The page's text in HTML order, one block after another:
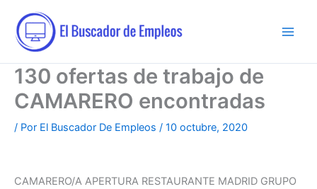
contenido
130 ofertas de trabajo de
CAMARERO encontradas
/ Por El Buscador De Empleos / 10 octubre, 2020
CAMARERO/A APERTURA RESTAURANTE MADRID GRUPO